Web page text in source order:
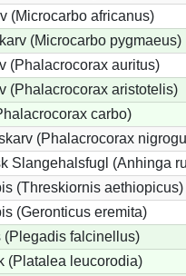
(Microcarbo africanus)
(Microcarbo pygmaeus)
(Phalacrocorax auritus)
(Phalacrocorax aristotelis)
carbo)
(Phalacrocorax
Slangehalsfugl (Anhinga
(Threskiornis aethiopicus)
(Geronticus eremita)
(Plegadis falcinellus)
(Platalea leucorodia)